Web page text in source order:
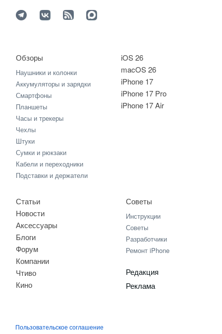
iOS 26
macOS 26
iPhone 17
iPhone 17 Pro
iPhone 17 Air
Обзоры
Наушники и колонки
Аккумуляторы и зарядки
Смартфоны
Планшеты
Часы и трекеры
Чехлы
Штуки
Сумки и рюкзаки
Кабели и переходники
Подставки и держатели
Статьи
Новости
Аксессуары
Блоги
Форум
Компании
Чтиво
Кино
Советы
Инструкции
Советы
Разработчики
Ремонт iPhone
Редакция
Реклама
Пользовательское соглашение